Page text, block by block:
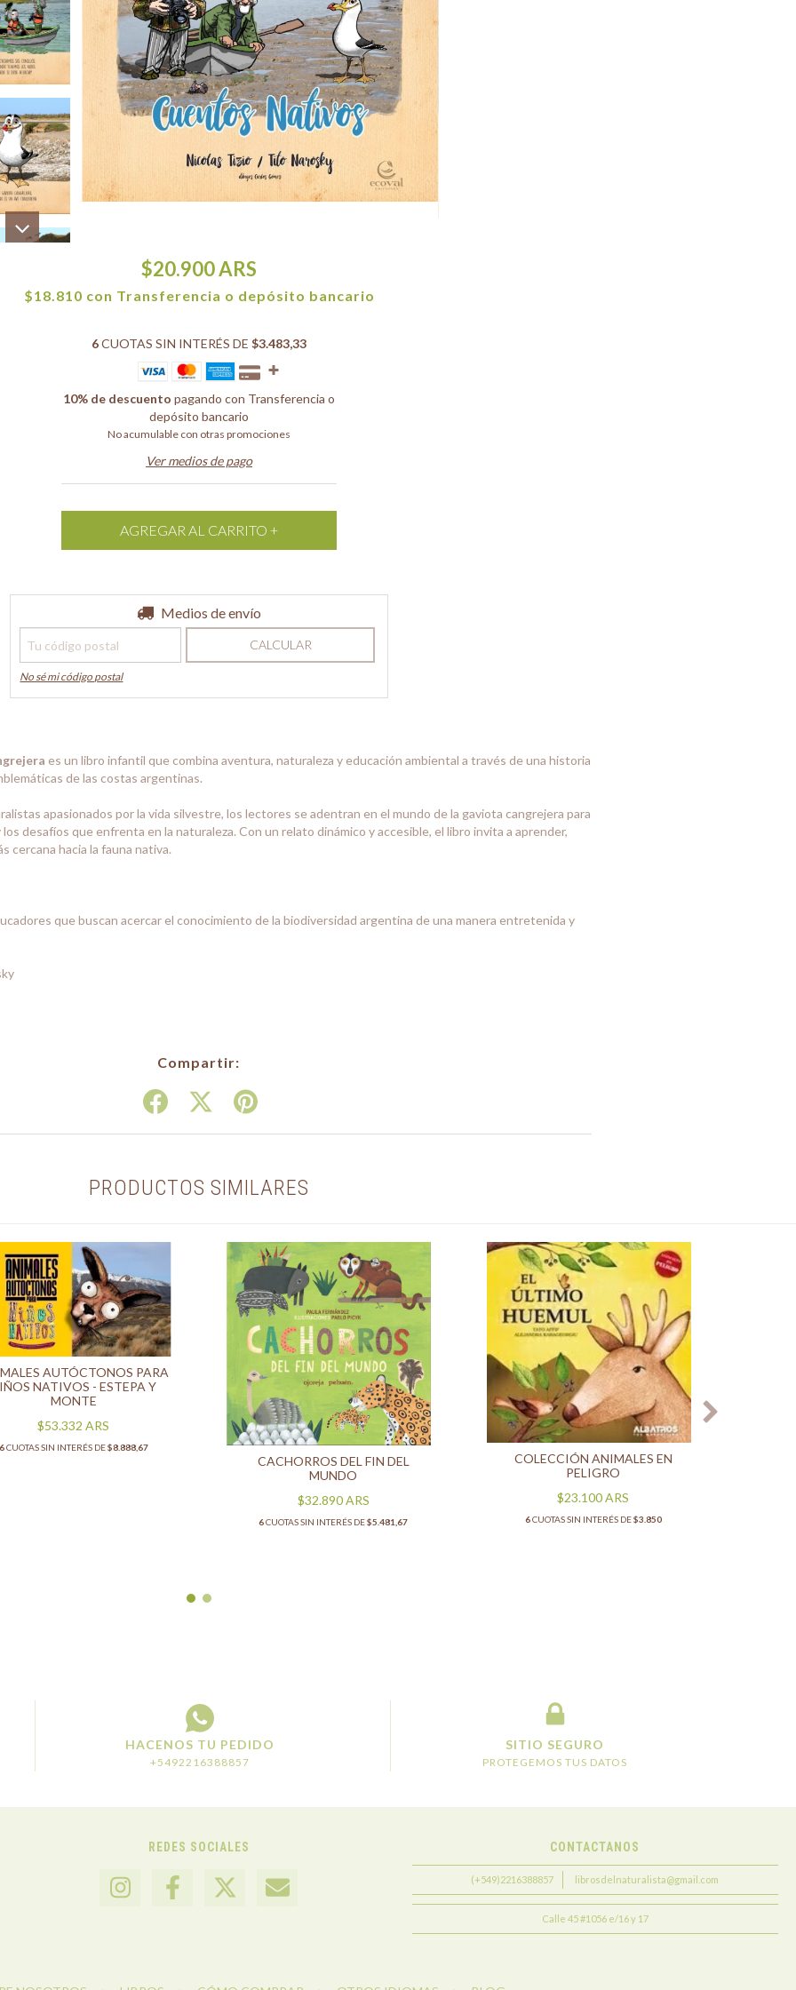
$20.900ARS
$18.810 con Transferencia o depósito bancario
6CUOTAS SIN INTERÉS DE $3.483,33
10% de descuento pagando con Transferencia o
depósito bancario
No acumulable con otras promociones
Ver medios de pago
Medios de envío
CALCULAR
No sé mi código postal
es un libro infantil que combina aventura, naturaleza y educación ambiental a través de una historia
de las costas argentinas.
apasionados por la vida silvestre, los lectores se adentran en el mundo de la gaviota cangrejera para
desafíos que enfrenta en la naturaleza. Con un relato dinámico y accesible, el libro invita a aprender,
cercana hacia la fauna nativa.
que buscan acercar el conocimiento de la biodiversidad argentina de una manera entretenida y
Compartir:
PRODUCTOS SIMILARES
AUTÓCTONOS PARA
NATIVOS - ESTEPA Y
MONTE
$53.332ARS
6CUOTAS SIN INTERÉS DE$8.888,67
CACHORROS DEL FIN DEL
MUNDO
$32.890ARS
6CUOTAS SIN INTERÉS DE$5.481,67
COLECCIÓN ANIMALES EN
PELIGRO
$23.100ARS
6CUOTAS SIN INTERÉS DE$3.850
HACENOS TU PEDIDO
+5492216388857
SITIO SEGURO
PROTEGEMOS TUS DATOS
REDES SOCIALES CONTACTANOS
(+549)2216388857 librosdelnaturalista@gmail.com
Calle 45 #1056 e/16 y 17